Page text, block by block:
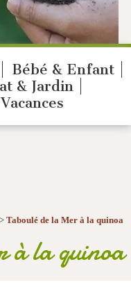
Bébé & Enfant
& Jardin
Vacances
Taboulé de la Mer à la quinoa
à la quinoa